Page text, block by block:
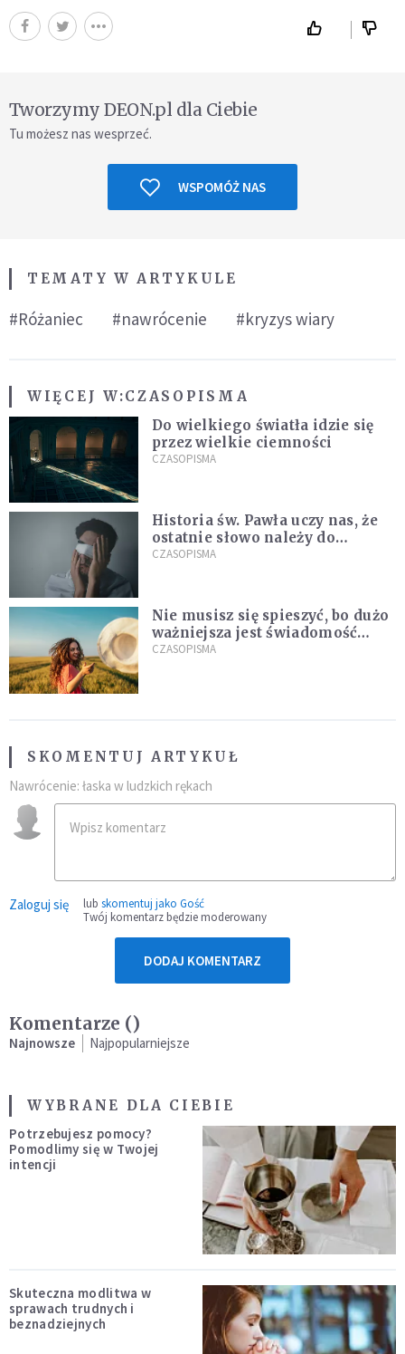
Tworzymy DEON.pl dla Ciebie
Tu możesz nas wesprzeć.
WSPOMÓŻ NAS
TEMATY W ARTYKULE
#Różaniec #nawrócenie #kryzys wiary
WIĘCEJ W:CZASOPISMA
Do wielkiego światła idzie się
przez wielkie ciemności
CZASOPISMA
Historia św. Pawła uczy nas, że
ostatnie słowo należy do
światła, a nie do ciemności
CZASOPISMA
Nie musisz się spieszyć, bo dużo
ważniejsza jest świadomość
kierunku
CZASOPISMA
SKOMENTUJ ARTYKUŁ
Nawrócenie: łaska w ludzkich rękach
Zaloguj się lub skomentuj jako Gość
Twój komentarz będzie moderowany
DODAJ KOMENTARZ
Komentarze ()
Najnowsze Najpopularniejsze
WYBRANE DLA CIEBIE
Potrzebujesz pomocy?
Pomodlimy się w Twojej
intencji
Skuteczna modlitwa w
sprawach trudnych i
beznadziejnych